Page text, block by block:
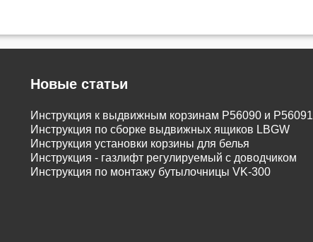
Новые статьи
Инструкция к выдвижным корзинам P56090 и P56091
Инструкция по сборке выдвижных ящиков LBGW
Инструкция установки корзины для белья
Инструкция - газлифт регулируемый с доводчиком
Инструкция по монтажу бутылочницы VK-300